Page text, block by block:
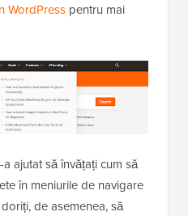
WordPress pentru mai
ajutat să învățați cum să
în meniurile de navigare
de asemenea, să